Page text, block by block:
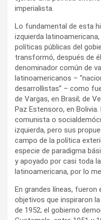
imperialista.
Lo fundamental de esta
izquierda
políticas públicas del
transformó, después de
denominador común de
latinoamericanos –
desarrollistas” – como
de Vargas, en Brasil; de
Paz Estensoro, en
comunista o
izquierda, pero sus
campo de la política
especie de paradigma
y apoyado por casi toda
latinoamericana, por lo
En grandes líneas,
objetivos que inspiraron
de 1952; el gobierno